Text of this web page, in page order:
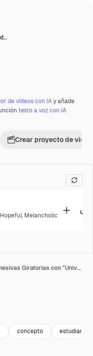
de vídeos con IAy añade
texto a voz con IA
Crear proyecto de vídeo
Hopeful, Melancholic
Concepto Educativo de Notas Adhesivas Giratorias con "Universidad" Escrito en la Nota Superior
concepto estudiar